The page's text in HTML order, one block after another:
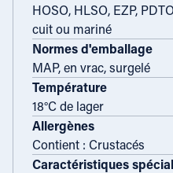
HOSO, HLSO, EZP,
cuit ou mariné
Normes d'emballage
MAP, en vrac, surgelé
Température
18°C de lager
Allergènes
Contient : Crustacés
Caractéristiques